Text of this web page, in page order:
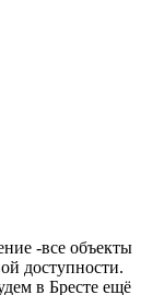
-все объекты
доступности.
в Бресте ещё